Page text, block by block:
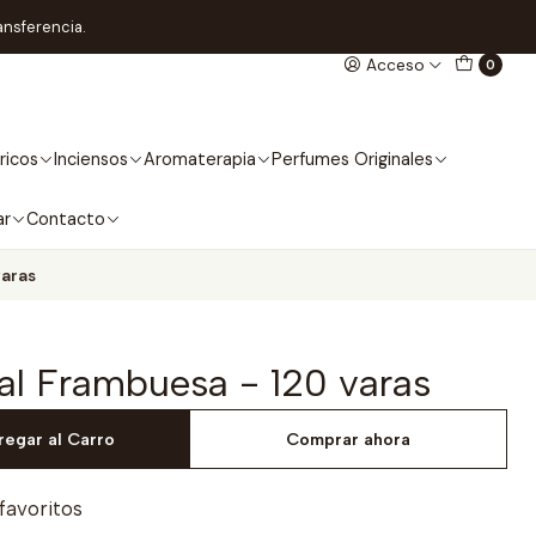
Acceso 0
Inciensos Aromaterapia Perfumes Originales
Contacto
Frambuesa - 120 varas
al Carro Comprar ahora